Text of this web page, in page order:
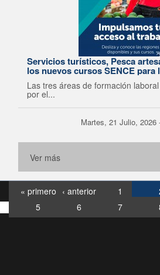
Servicios turísticos, Pesca
los nuevos cursos SENCE para
Lagos
Las tres áreas de formación
por el...
Martes, 21 Julio, 2026
Ver más
« primero ‹ anterior 1
5
6 7